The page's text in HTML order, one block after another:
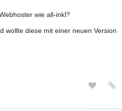
wie all-inkl?
wollte diese mit einer neuen Version